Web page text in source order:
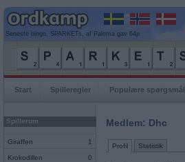
Seneste bingo, SPARKETs, af Paloma gav 64p
Start Spilleregler Populære spørgsmål
Spillerum
Giraffen 1
Krokodillen 0
Medlem: Dhc
Profil Statistik